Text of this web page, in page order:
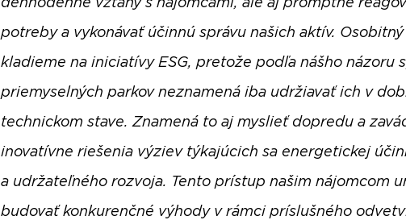
dennodenné vzťahy s nájomcami, ale aj promptne
potreby a vykonávať účinnú správu našich aktív.
kladieme na iniciatívy ESG, pretože podľa nášho názoru
priemyselných parkov neznamená iba udržiavať ich v
technickom stave. Znamená to aj myslieť dopredu a
inovatívne riešenia výziev týkajúcich sa energetickej
a udržateľného rozvoja. Tento prístup našim nájomcom
budovať konkurenčné výhody v rámci príslušného